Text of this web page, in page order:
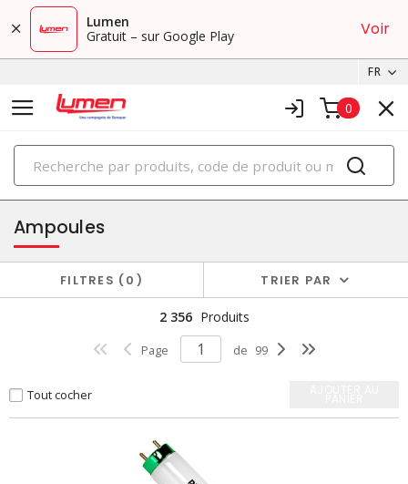
Lumen
Gratuit – sur Google Play
Voir
FR
0
PRODUITS
éclairage
Ampoules
FILTRES 0 TRIER PAR
2 356 Produits
Page de 99
Tout cocher